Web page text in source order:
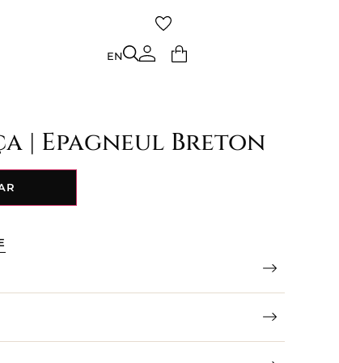
EN
| Epagneul Breton